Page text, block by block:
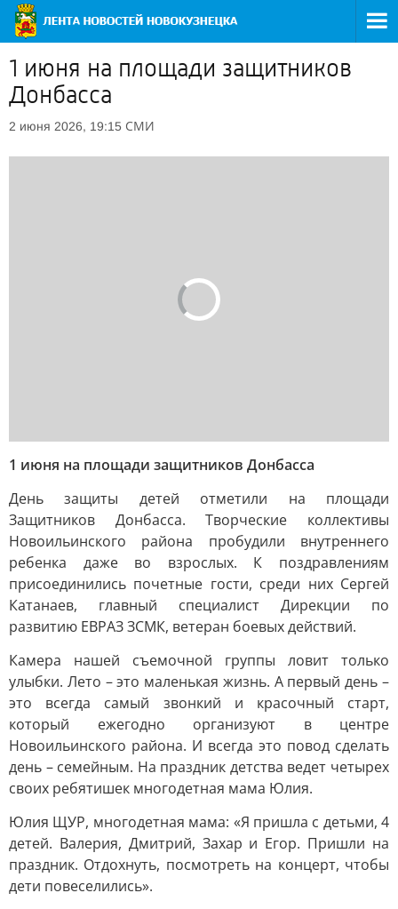
1 июня на площади защитников
Донбасса
2 июня 2026, 19:15 СМИ
1 июня на площади защитников Донбасса
День защиты детей отметили на площади
Защитников Донбасса. Творческие коллективы
Новоильинского района пробудили внутреннего
ребенка даже во взрослых. К поздравлениям
присоединились почетные гости, среди них Сергей
Катанаев, главный специалист Дирекции по
развитию ЕВРАЗ ЗСМК, ветеран боевых действий.
Камера нашей съемочной группы ловит только
улыбки. Лето – это маленькая жизнь. А первый день –
это всегда самый звонкий и красочный старт,
который ежегодно организуют в центре
Новоильинского района. И всегда это повод сделать
день – семейным. На праздник детства ведет четырех
своих ребятишек многодетная мама Юлия.
Юлия ЩУР, многодетная мама: «Я пришла с детьми, 4
детей. Валерия, Дмитрий, Захар и Егор. Пришли на
праздник. Отдохнуть, посмотреть на концерт, чтобы
дети повеселились».